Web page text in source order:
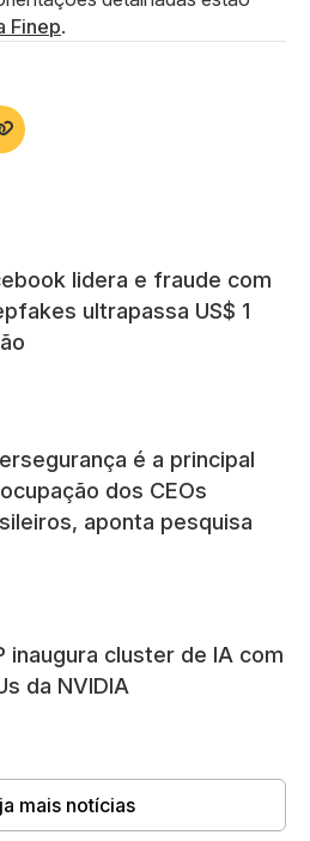
Finep.
lidera e fraude com
ultrapassa US$ 1
é a principal
dos CEOs
aponta pesquisa
inaugura cluster de IA com
da NVIDIA
mais notícias